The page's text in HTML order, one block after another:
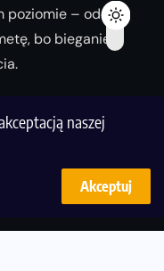
naszej
Akceptuj
poziomie – od
bo bieganie
wersję!